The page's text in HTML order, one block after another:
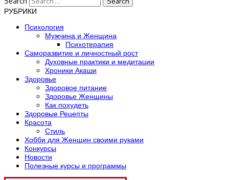
РУБРИКИ
Психология
Мужчина и Женщина
Психотерапия
Саморазвитие и личностный рост
Духовные практики и медитации
Хроники Акаши
Здоровье
Здоровое питание
Здоровье Женщины
Как похудеть
Здоровые Рецепты
Красота
Стиль
Хобби для Женщин своими руками
Конкурсы
Новости
Полезные курсы и программы